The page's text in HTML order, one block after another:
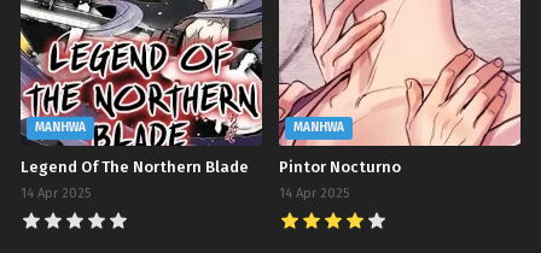
MANHWA
Legend Of The Northern Blade
14 Apr 2025
MANHWA
Pintor Nocturno
14 Apr 2025